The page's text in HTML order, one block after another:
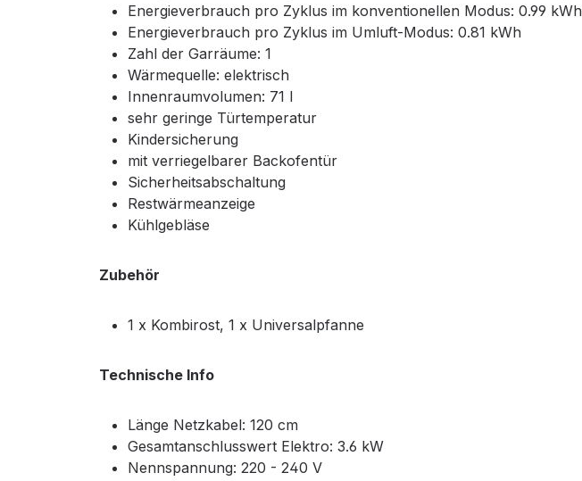
Energieverbrauch pro Zyklus im konventionellen Modus: 0.99 kWh
Energieverbrauch pro Zyklus im Umluft-Modus: 0.81 kWh
Zahl der Garräume: 1
Wärmequelle: elektrisch
Innenraumvolumen: 71 l
sehr geringe Türtemperatur
Kindersicherung
mit verriegelbarer Backofentür
Sicherheitsabschaltung
Restwärmeanzeige
Kühlgebläse
Zubehör
1 x Kombirost, 1 x Universalpfanne
Technische Info
Länge Netzkabel: 120 cm
Gesamtanschlusswert Elektro: 3.6 kW
Nennspannung: 220 - 240 V